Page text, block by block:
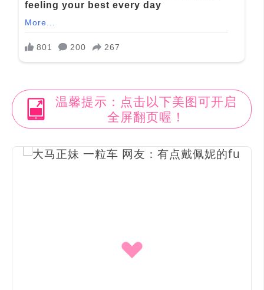
温馨提示：点击以下美图可开启
全屏翻页喔！